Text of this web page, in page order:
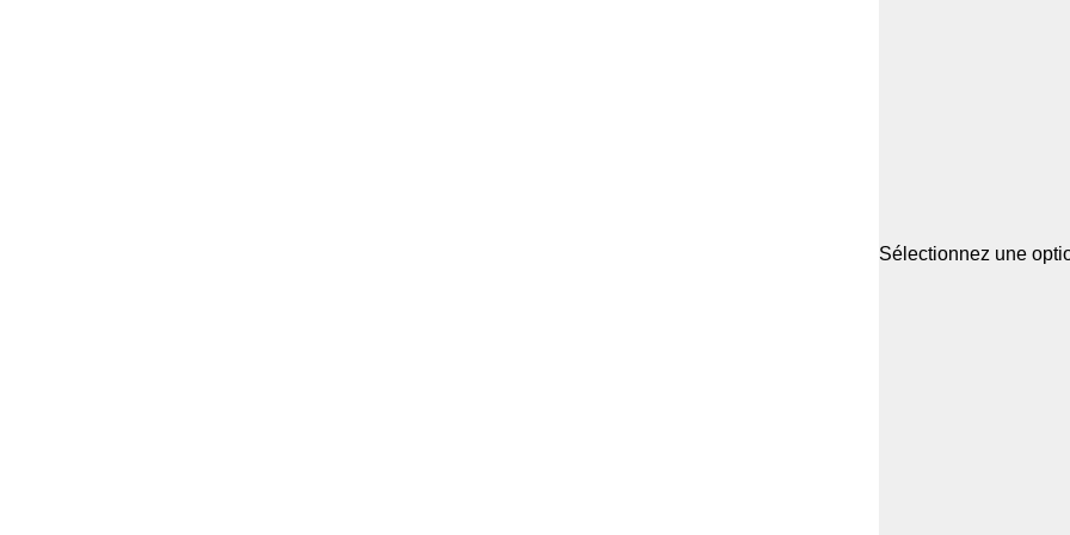
Sélectionnez une